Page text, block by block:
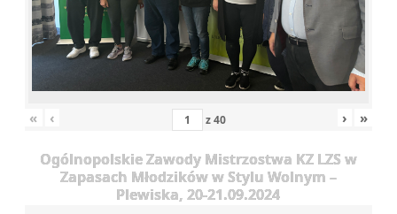
« ‹ z40 › »
Ogólnopolskie Zawody Mistrzostwa KZ LZS w
Zapasach Młodzików w Stylu Wolnym –
Plewiska, 20-21.09.2024